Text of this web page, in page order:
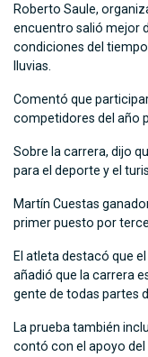
Roberto Saule,
encuentro salió mejor
condiciones del
lluvias.
Comentó que
competidores del año
Sobre la carrera, dijo
para el deporte y el
Martín Cuestas
primer puesto por
El atleta destacó que
añadió que la carrera
gente de todas partes
La prueba también
contó con el apoyo del